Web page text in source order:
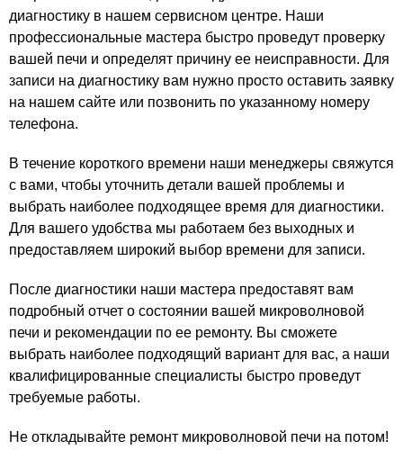
диагностику в нашем сервисном центре. Наши
профессиональные мастера быстро проведут проверку
вашей печи и определят причину ее неисправности. Для
записи на диагностику вам нужно просто оставить заявку
на нашем сайте или позвонить по указанному номеру
телефона.
В течение короткого времени наши менеджеры свяжутся
с вами, чтобы уточнить детали вашей проблемы и
выбрать наиболее подходящее время для диагностики.
Для вашего удобства мы работаем без выходных и
предоставляем широкий выбор времени для записи.
После диагностики наши мастера предоставят вам
подробный отчет о состоянии вашей микроволновой
печи и рекомендации по ее ремонту. Вы сможете
выбрать наиболее подходящий вариант для вас, а наши
квалифицированные специалисты быстро проведут
требуемые работы.
Не откладывайте ремонт микроволновой печи на потом!